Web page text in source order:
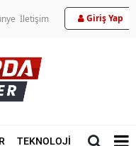
İletişim Giriş Yap
TEKNOLOJİ MAGAZİN